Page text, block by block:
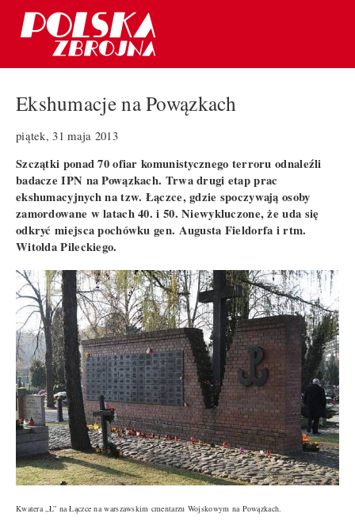
Ekshumacje na Powązkach
piątek, 31 maja 2013
Szczątki ponad 70 ofiar komunistycznego terroru odnaleźli
badacze IPN na Powązkach. Trwa drugi etap prac
ekshumacyjnych na tzw. Łączce, gdzie spoczywają osoby
zamordowane w latach 40. i 50. Niewykluczone, że uda się
odkryć miejsca pochówku gen. Augusta Fieldorfa i rtm.
Witolda Pileckiego.
Kwatera „Ł” na Łączce na warszawskim cmentarzu Wojskowym na Powązkach.